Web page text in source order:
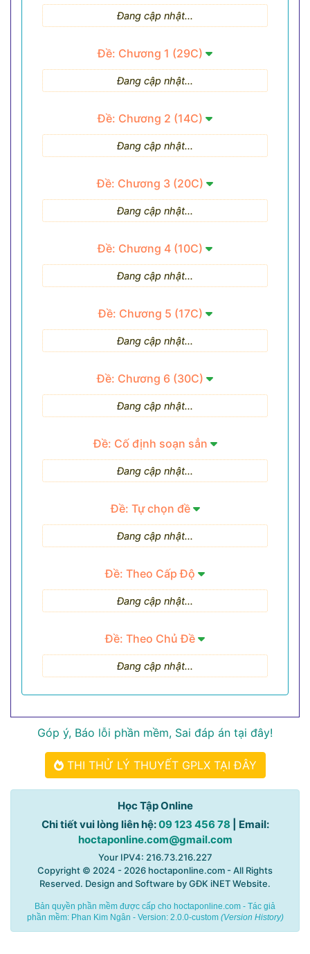
Đang cập nhật...
Đề: Chương 1 (29C)
Đang cập nhật...
Đề: Chương 2 (14C)
Đang cập nhật...
Đề: Chương 3 (20C)
Đang cập nhật...
Đề: Chương 4 (10C)
Đang cập nhật...
Đề: Chương 5 (17C)
Đang cập nhật...
Đề: Chương 6 (30C)
Đang cập nhật...
Đề: Cố định soạn sẳn
Đang cập nhật...
Đề: Tự chọn đề
Đang cập nhật...
Đề: Theo Cấp Độ
Đang cập nhật...
Đề: Theo Chủ Đề
Đang cập nhật...
Góp ý, Báo lỗi phần mềm, Sai đáp án tại đây!
THI THỬ LÝ THUYẾT GPLX TẠI ĐÂY
Học Tập Online
Chi tiết vui lòng liên hệ:09 123 456 78 | Email:
hoctaponline.com@gmail.com
Your IPV4: 216.73.216.227
Copyright © 2024 - 2026 hoctaponline.com - All Rights
Reserved. Design and Software byGĐK iNET Website.
Bản quyền phần mềm được cấp cho hoctaponline.com - Tác giả
phần mềm: Phan Kim Ngân - Version: 2.0.0-custom (Version History)